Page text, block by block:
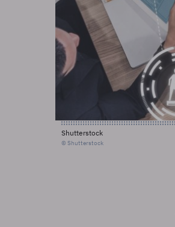
Shutterstock
© Shutterstock